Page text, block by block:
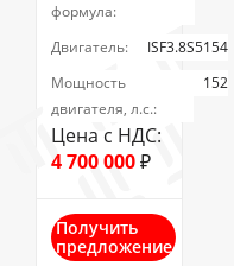
формула:
Двигатель:
ISF3.8S5154
Мощность
двигателя, л.с.:
152
Цена с НДС:
4 700 000₽
Получить
предложение